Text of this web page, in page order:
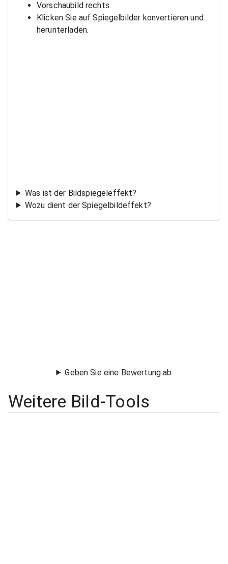
Vorschaubild rechts.
Klicken Sie auf Spiegelbilder konvertieren und
herunterladen.
Was ist der Bildspiegeleffekt?
Wozu dient der Spiegelbildeffekt?
Geben Sie eine Bewertung ab
Weitere Bild-Tools